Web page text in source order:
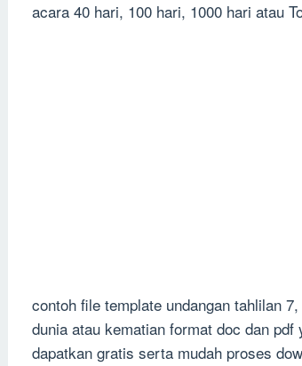
acara 40 hari, 100 hari, 1000 hari atau
contoh file template undangan tahlilan
dunia atau kematian format doc dan
dapatkan gratis serta mudah proses